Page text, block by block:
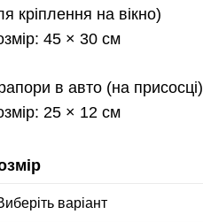
кріплення на вікно)
45 × 30 см
в авто (на
25 × 12 см